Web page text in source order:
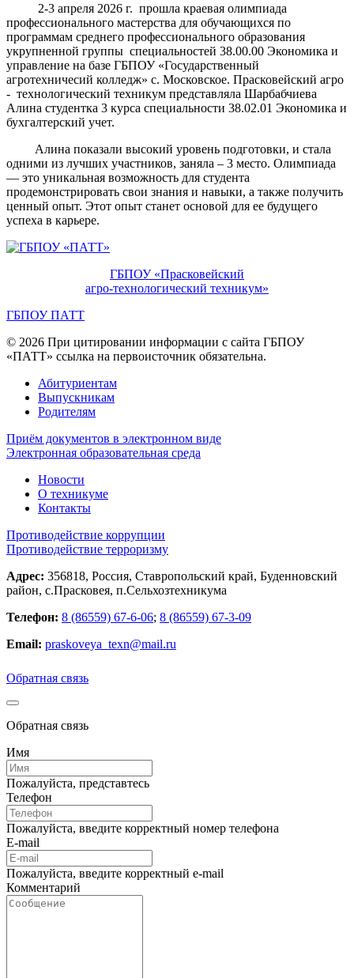
2-3 апреля 2026 г. прошла краевая олимпиада
профессионального мастерства для обучающихся по
программам среднего профессионального образования
укрупненной группы специальностей 38.00.00 Экономика и
управление на базе ГБПОУ «Государственный
агротехничесий колледж» с. Московское. Прасковейский агро
- технологический техникум представляла Шарбабчиева
Алина студентка 3 курса специальности 38.02.01 Экономика и
бухгалтерский учет.
Алина показали высокий уровень подготовки, и стала
одними из лучших участников, заняла – 3 место. Олимпиада
— это уникальная возможность для студента
продемонстрировать свои знания и навыки, а также получить
ценный опыт. Этот опыт станет основой для ее будущего
успеха в карьере.
ГБПОУ «Прасковейский
агро-технологический техникум»
ГБПОУ ПАТТ
© 2026 При цитировании информации с сайта ГБПОУ
«ПАТТ» ссылка на первоисточник обязательна.
Абитуриентам
Выпускникам
Родителям
Приём документов в электронном виде
Электронная образовательная среда
Новости
О техникуме
Контакты
Противодействие коррупции
Противодействие терроризму
Адрес: 356818, Россия, Ставропольский край, Буденновский
район, с.Прасковея, п.Сельхозтехникума
Телефон: 8 (86559) 67-6-06; 8 (86559) 67-3-09
Email: praskoveya_texn@mail.ru
Обратная связь
Обратная связь
Имя
Пожалуйста, представтесь
Телефон
Пожалуйста, введите корректный номер телефона
E-mail
Пожалуйста, введите корректный e-mail
Комментарий